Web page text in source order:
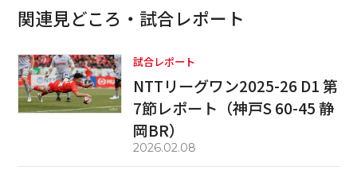
関連見どころ・試合レポート
試合レポート
NTTリーグワン2025-26 D1 第
7節レポート（神戸S 60-45 静
岡BR）
2026.02.08